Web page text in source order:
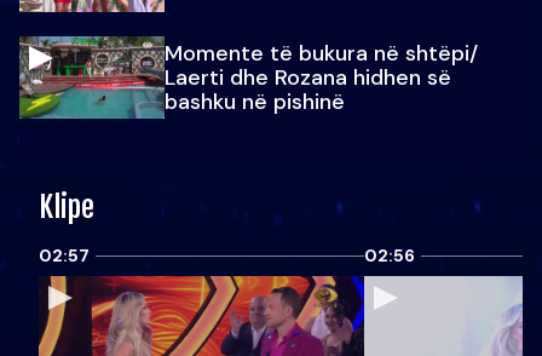
Momente të bukura në shtëpi/
Laerti dhe Rozana hidhen së
bashku në pishinë
Klipe
02:57 02:56